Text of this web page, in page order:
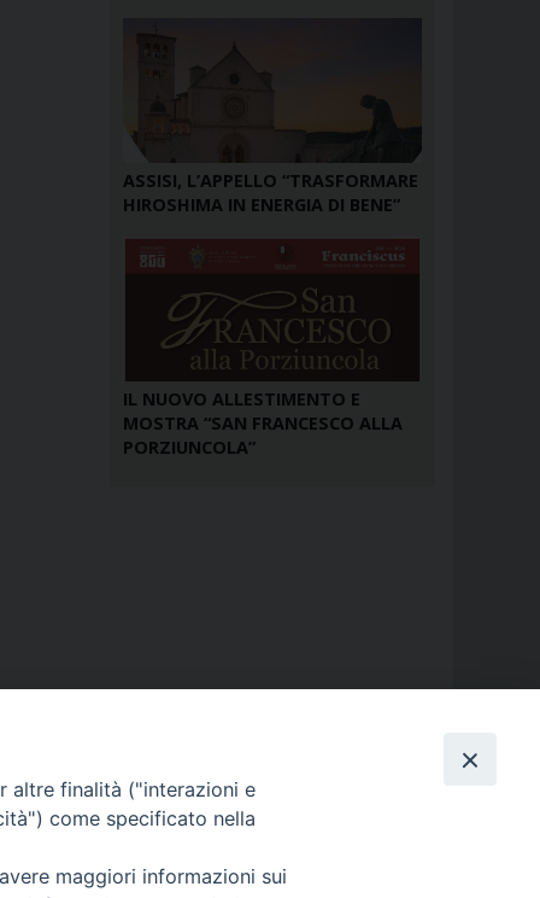
ASSISI, L’APPELLO “TRASFORMARE
HIROSHIMA IN ENERGIA DI BENE”
IL NUOVO ALLESTIMENTO E
MOSTRA “SAN FRANCESCO ALLA
PORZIUNCOLA”
altre finalità ("interazioni e
come specificato nella
maggiori informazioni sui